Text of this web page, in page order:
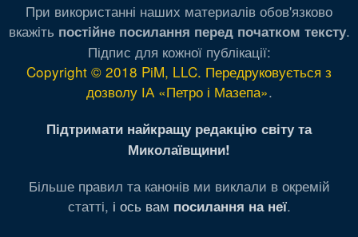
При використанні наших материалів обов'язково
вкажіть постійне посилання перед початком тексту.
Підпис для кожної публікації:
Copyright © 2018 PiM, LLC. Передруковується з
дозволу ІА «Петро і Мазепа».
Підтримати найкращу редакцію світу та
Миколаївщини!
Більше правил та канонів ми виклали в окремій
статті, і ось вам посилання на неї.